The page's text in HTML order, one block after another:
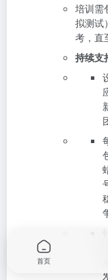
培训需
拟测试
考，直
持续支
首页